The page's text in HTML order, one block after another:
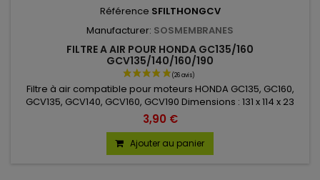
Référence SFILTHONGCV
Manufacturer: SOSMEMBRANES
FILTRE A AIR POUR HONDA GC135/160
GCV135/140/160/190
Filtre à air compatible pour moteurs HONDA GC135, GC160,
GCV135, GCV140, GCV160, GCV190 Dimensions : 131 x 114 x 23
mm
3,90 €
Ajouter au panier